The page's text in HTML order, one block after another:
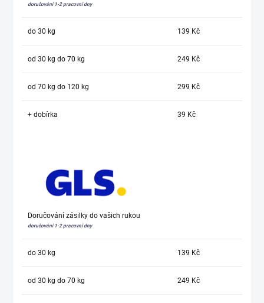
doručování 1-2 pracovní dny
do 30 kg 139 Kč
od 30 kg do 70 kg 249 Kč
od 70 kg do 120 kg 299 Kč
+ dobírka 39 Kč
Doručování zásilky do vašich rukou
doručování 1-2 pracovní dny
do 30 kg 139 Kč
od 30 kg do 70 kg 249 Kč